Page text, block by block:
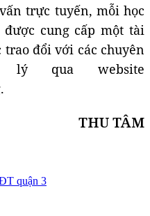
trực tuyến, mỗi học
được cung cấp một tài
đổi với các chuyên
qua website
THU TÂM
quận 3